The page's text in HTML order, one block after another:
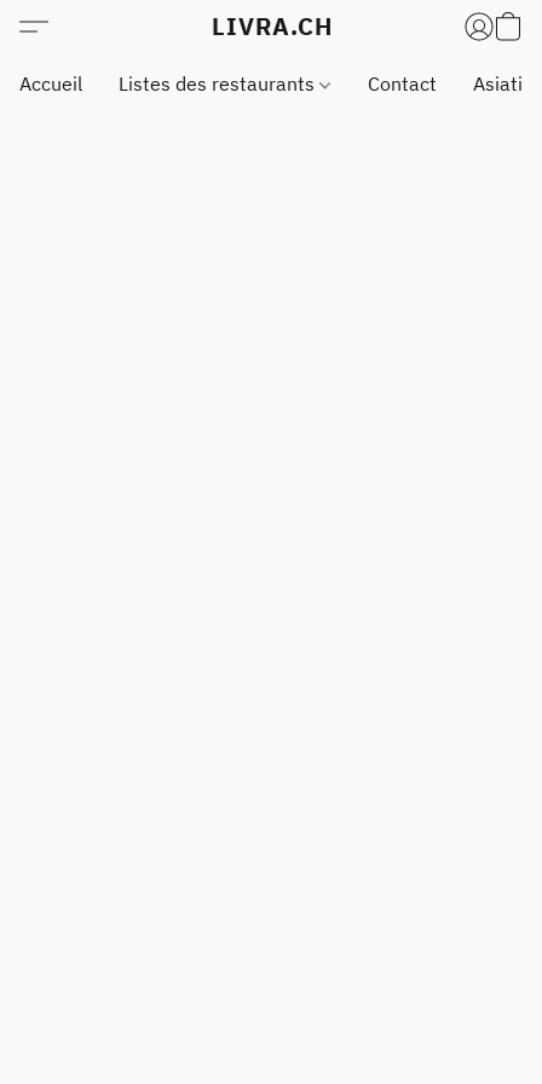
LIVRA.CH
Accueil Listes des restaurants Contact